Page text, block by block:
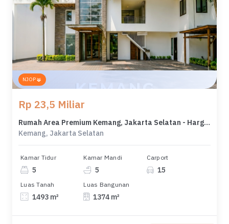
NJOP
Rp 23,5 Miliar
Rumah Area Premium Kemang, Jakarta Selatan - Harga Terbaik 23,5 Miliar
Kemang, Jakarta Selatan
Kamar Tidur
5
Kamar Mandi
5
Carport
15
Luas Tanah
1493 m²
Luas Bangunan
1374 m²